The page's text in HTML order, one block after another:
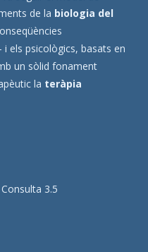
de la biologia del
els psicològics, basats en
un sòlid fonament
la teràpia
3.5